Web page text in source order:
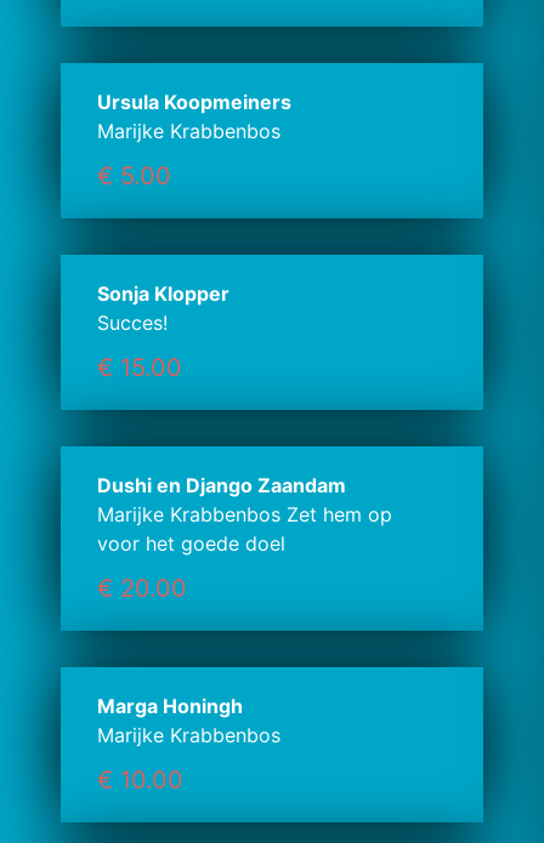
Ursula Koopmeiners
Marijke Krabbenbos
€ 5.00
Sonja Klopper
Succes!
€ 15.00
Dushi en Django Zaandam
Marijke Krabbenbos Zet hem op
voor het goede doel
€ 20.00
Marga Honingh
Marijke Krabbenbos
€ 10.00